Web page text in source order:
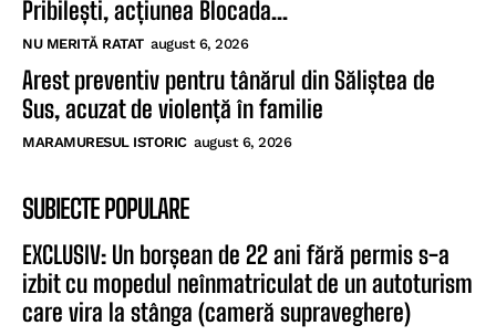
Pribilești, acțiunea Blocada...
NU MERITĂ RATAT august 6, 2026
Arest preventiv pentru tânărul din Săliștea de
Sus, acuzat de violență în familie
MARAMURESUL ISTORIC august 6, 2026
SUBIECTE POPULARE
EXCLUSIV: Un borșean de 22 ani fără permis s-a
izbit cu mopedul neînmatriculat de un autoturism
care vira la stânga (cameră supraveghere)